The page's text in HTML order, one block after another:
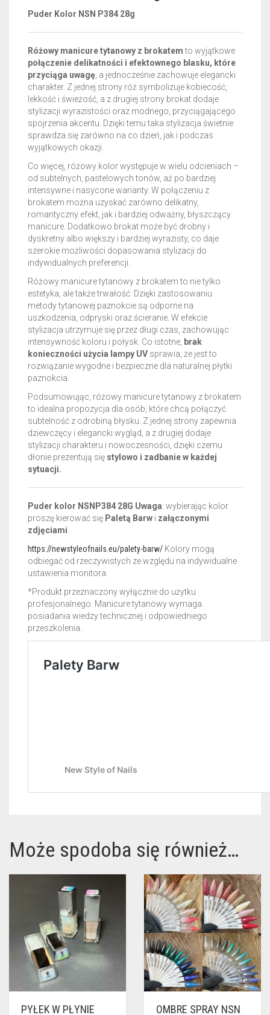
Puder Kolor NSN P384 28g
Różowy manicure tytanowy z brokatemto wyjątkowe
połączenie delikatności i efektownego blasku, które
przyciąga uwagę , a jednocześnie zachowuje elegancki
charakter. Z jednej strony róż symbolizuje kobiecość,
lekkość i świeżość, a z drugiej strony brokat dodaje
stylizacji wyrazistości oraz modnego, przyciągającego
spojrzenia akcentu. Dzięki temu taka stylizacja świetnie
sprawdza się zarówno na co dzień, jak i podczas
wyjątkowych okazji.
Co więcej, różowy kolor występuje w wielu odcieniach –
od subtelnych, pastelowych tonów, aż po bardziej
intensywne i nasycone warianty. W połączeniu z
brokatem można uzyskać zarówno delikatny,
romantyczny efekt, jak i bardziej odważny, błyszczący
manicure. Dodatkowo brokat może być drobny i
dyskretny albo większy i bardziej wyrazisty, co daje
szerokie możliwości dopasowania stylizacji do
indywidualnych preferencji.
Różowy manicure tytanowy z brokatem to nie tylko
estetyka, ale także trwałość. Dzięki zastosowaniu
metody tytanowej paznokcie są odporne na
uszkodzenia, odpryski oraz ścieranie. W efekcie
stylizacja utrzymuje się przez długi czas, zachowując
intensywność koloru i połysk. Co istotne, brak
konieczności użycia lampy UV sprawia, że jest to
rozwiązanie wygodne i bezpieczne dla naturalnej płytki
paznokcia.
Podsumowując, różowy manicure tytanowy z brokatem
to idealna propozycja dla osób, które chcą połączyć
subtelność z odrobiną błysku. Z jednej strony zapewnia
dziewczęcy i elegancki wygląd, a z drugiej dodaje
stylizacji charakteru i nowoczesności, dzięki czemu
dłonie prezentują się stylowo i zadbanie w każdej
sytuacji.
Puder kolor NSNP384 28G Uwaga: wybierając kolor
proszę kierować się Paletą Barw i załączonymi
zdjęciami
https://newstyleofnails.eu/palety-barw/ Kolory mogą
odbiegać od rzeczywistych ze względu na indywidualne
ustawienia monitora.
*Produkt przeznaczony wyłącznie do użytku
profesjonalnego. Manicure tytanowy wymaga
posiadania wiedzy technicznej i odpowiedniego
przeszkolenia.
Może spodoba się również…
PYŁEK W PŁYNIE
OMBRE SPRAY NSN